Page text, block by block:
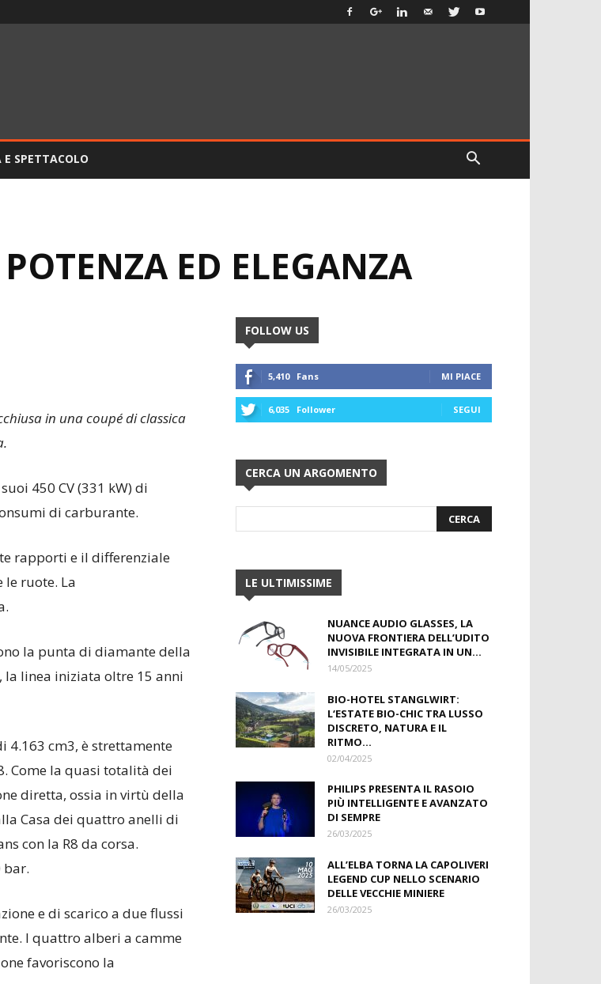
E SPETTACOLO
ED ELEGANZA
in una coupé di classica
450 CV (331 kW) di
di carburante.
rapporti e il differenziale
le ruote. La
la punta di diamante della
linea iniziata oltre 15 anni
4.163 cm3, è strettamente
Come la quasi totalità dei
diretta, ossia in virtù della
Casa dei quattro anelli di
con la R8 da corsa.
bar.
e di scarico a due flussi
I quattro alberi a camme
favoriscono la
FOLLOW US
5,410 Fans MI PIACE
6,035 Follower SEGUI
CERCA UN ARGOMENTO
LE ULTIMISSIME
NUANCE AUDIO GLASSES, LA
NUOVA FRONTIERA DELL’UDITO
INVISIBILE INTEGRATA IN UN...
14/05/2025
BIO-HOTEL STANGLWIRT:
L‘ESTATE BIO-CHIC TRA LUSSO
DISCRETO, NATURA E IL
RITMO...
02/04/2025
PHILIPS PRESENTA IL RASOIO
PIÙ INTELLIGENTE E AVANZATO
DI SEMPRE
26/03/2025
ALL’ELBA TORNA LA CAPOLIVERI
LEGEND CUP NELLO SCENARIO
DELLE VECCHIE MINIERE
26/03/2025